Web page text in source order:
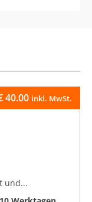
40.00 inkl. MwSt.
und...